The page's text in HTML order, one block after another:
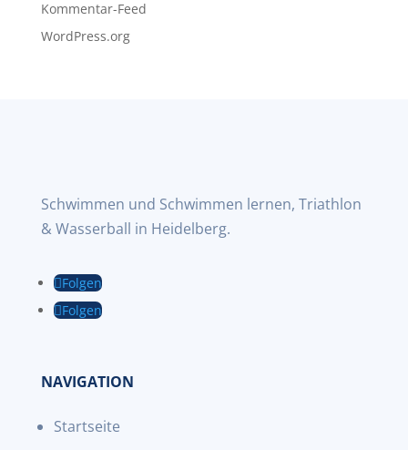
Kommentar-Feed
WordPress.org
Schwimmen und Schwimmen lernen, Triathlon
& Wasserball in Heidelberg.
Folgen
Folgen
NAVIGATION
Startseite